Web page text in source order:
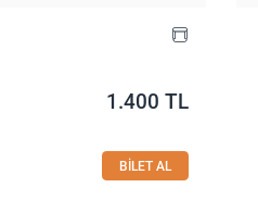
1.400 TL
BİLET AL